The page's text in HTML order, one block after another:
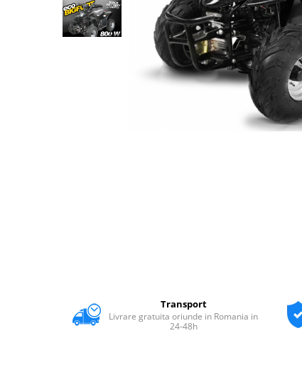
Piese & Accesorii
Jucarii RC cu telecomanda
Transport
Livrare gratuita oriunde in Romania in
24-48h